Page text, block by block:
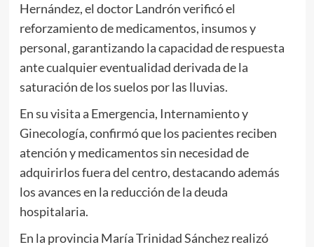
Hernández, el doctor Landrón verificó el
reforzamiento de medicamentos, insumos y
personal, garantizando la capacidad de respuesta
ante cualquier eventualidad derivada de la
saturación de los suelos por las lluvias.
En su visita a Emergencia, Internamiento y
Ginecología, confirmó que los pacientes reciben
atención y medicamentos sin necesidad de
adquirirlos fuera del centro, destacando además
los avances en la reducción de la deuda
hospitalaria.
En la provincia María Trinidad Sánchez realizó